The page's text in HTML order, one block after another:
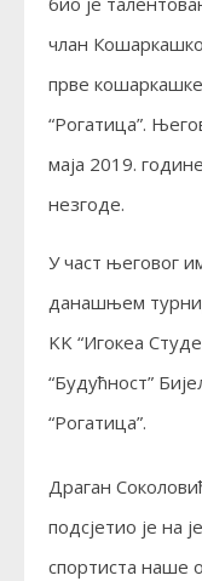
члан
прве
“Рогатица”.
маја 2019.
незгоде.
У част његовог
данашњем
KK “Игокеа
“Будућност”
“Рогатица”.
Драган
подсјетио је на
спортиста наше